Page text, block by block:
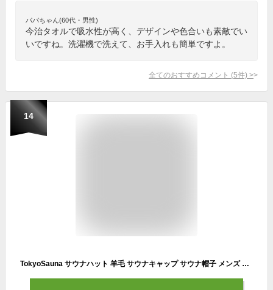
パパちゃん(60代・男性)
今治タオルで吸水性が高く、デザインや色合いも素敵でい
いですね。洗濯機で洗えて、お手入れも簡単ですよ。
全てのおすすめコメント (5件) >
14
TokyoSauna サウナハット 羊毛 サウナキャップ サウナ帽子 メンズ レディース ウール